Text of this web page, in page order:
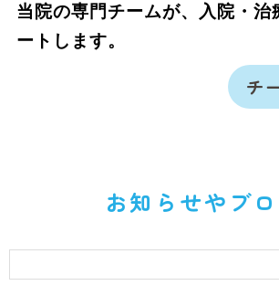
当院の専門チームが、入院・治
ートします。
チ
お知らせやブ